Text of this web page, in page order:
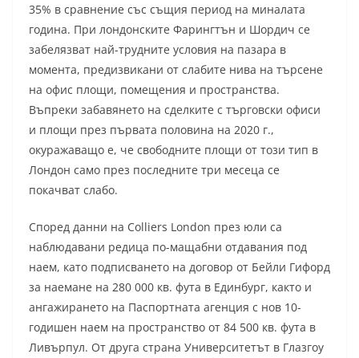
35% в сравнение със същия период на миналата
година. При лондонските Фарингтън и Шордич се
забелязват най-трудните условия на пазара в
момента, предизвикани от слабите нива на търсене
на офис площи, помещения и пространства.
Въпреки забавянето на сделките с търговски офиси
и площи през първата половина на 2020 г.,
окуражаващо е, че свободните площи от този тип в
Лондон само през последните три месеца се
покачват слабо.
Според данни на Colliers London през юли са
наблюдавани редица по-мащабни отдавания под
наем, като подписването на договор от Бейли Гифорд
за наемане на 280 000 кв. фута в Единбург, както и
ангажирането на Паспортната агенция с нов 10-
годишен наем на пространство от 84 500 кв. фута в
Ливърпул. От друга страна Университетът в Глазгоу